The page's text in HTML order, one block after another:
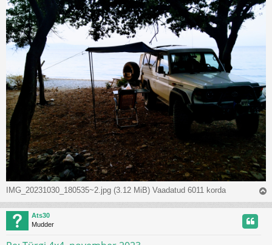
IMG_20231030_180535~2.jpg (3.12 MiB) Vaadatud 6011 korda
l
e
Ats30
Mudder